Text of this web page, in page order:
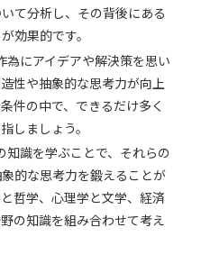
て分析し、その背後にある
効果的です。
為にアイデアや解決策を思い
性や抽象的な思考力が向上
件の中で、できるだけ多く
しましょう。
知識を学ぶことで、それらの
的な思考力を鍛えることが
哲学、心理学と文学、経済
の知識を組み合わせて考え